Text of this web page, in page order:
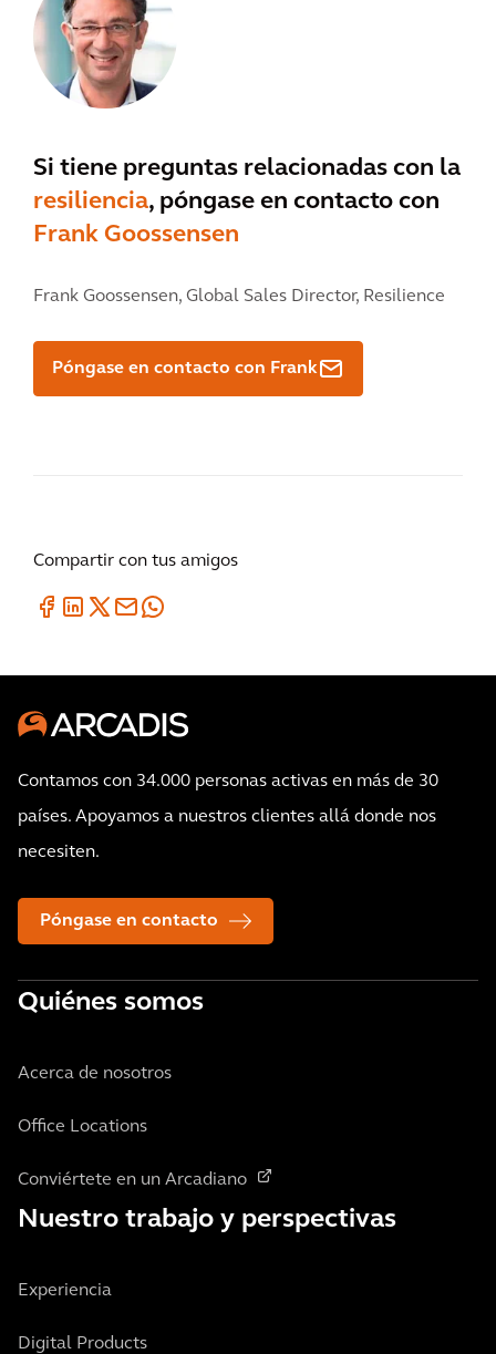
Si tiene preguntas relacionadas con la
resiliencia, póngase en contacto con
Frank Goossensen
Frank Goossensen, Global Sales Director, Resilience
Póngase en contacto con Frank
Compartir con tus amigos
Contamos con 34.000 personas activas en más de 30
países. Apoyamos a nuestros clientes allá donde nos
necesiten.
Póngase en contacto
Quiénes somos
Acerca de nosotros
Office Locations
Conviértete en un Arcadiano
Nuestro trabajo y perspectivas
Experiencia
Digital Products